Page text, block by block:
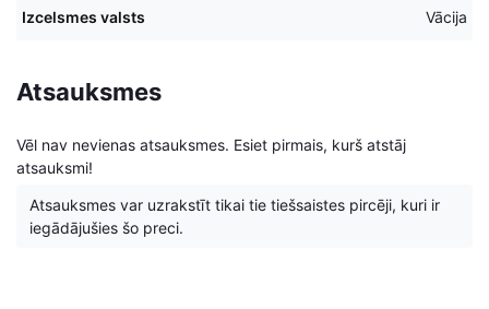
Izcelsmes valsts Vācija
Atsauksmes
Vēl nav nevienas atsauksmes. Esiet pirmais, kurš atstāj
atsauksmi!
Atsauksmes var uzrakstīt tikai tie tiešsaistes pircēji, kuri ir
iegādājušies šo preci.